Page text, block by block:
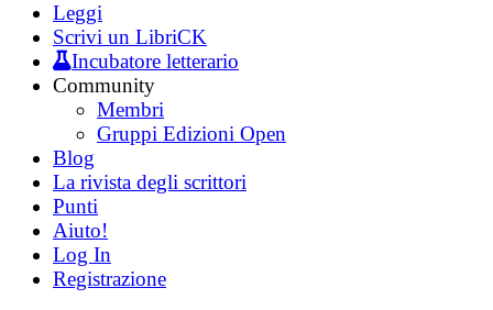
Leggi
Scrivi un LibriCK
Incubatore letterario
Community
Membri
Gruppi Edizioni Open
Blog
La rivista degli scrittori
Punti
Aiuto!
Log In
Registrazione